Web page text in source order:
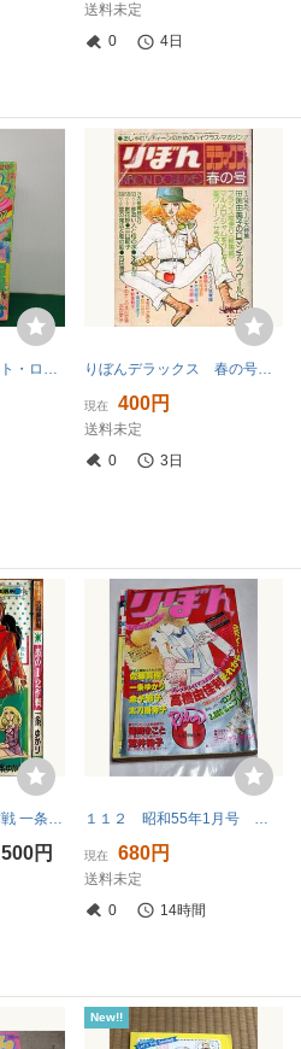
送料未定
0
4日
現在 400円
送料未定
0
3日
500円 現在 680円
送料未定
0
14時間
New!!